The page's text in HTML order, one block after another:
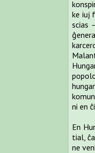
ke iuj
scias
ni en
En
tial,
ne